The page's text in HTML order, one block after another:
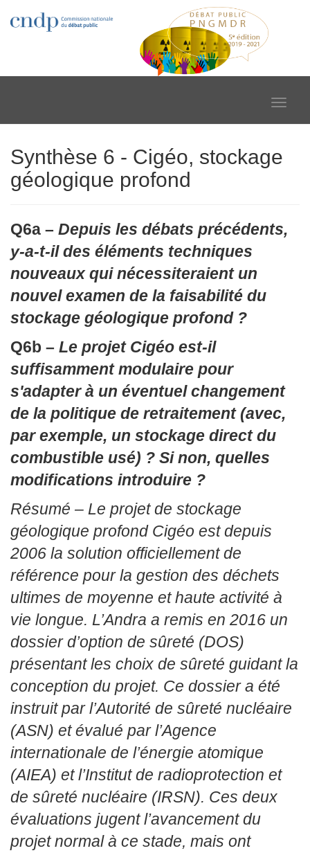
Toggle
Synthèse 6 - Cigéo, stockage
géologique profond
Q6a – Depuis les débats précédents,
y-a-t-il des éléments techniques
nouveaux qui nécessiteraient un
nouvel examen de la faisabilité du
stockage géologique profond ?
Q6b – Le projet Cigéo est-il
suffisamment modulaire pour
s'adapter à un éventuel changement
de la politique de retraitement (avec,
par exemple, un stockage direct du
combustible usé) ? Si non, quelles
modifications introduire ?
Résumé – Le projet de stockage
géologique profond Cigéo est depuis
2006 la solution officiellement de
référence pour la gestion des déchets
ultimes de moyenne et haute activité à
vie longue. L’Andra a remis en 2016 un
dossier d’option de sûreté (DOS)
présentant les choix de sûreté guidant la
conception du projet. Ce dossier a été
instruit par l’Autorité de sûreté nucléaire
(ASN) et évalué par l’Agence
internationale de l’énergie atomique
(AIEA) et l’Institut de radioprotection et
de sûreté nucléaire (IRSN). Ces deux
évaluations jugent l’avancement du
projet normal à ce stade, mais ont